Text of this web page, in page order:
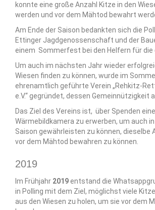
konnte eine große Anzahl Kitze in den
werden und vor dem Mähtod bewahrt
Am Ende der Saison bedankten sich die
Ettinger Jagdgenossenschaft und der
einem Sommerfest bei den Helfern für
Um auch im nächsten Jahr wieder
Wiesen finden zu können, wurde im
ehrenamtlich geführte Verein „Rehkitz-
e.V.“ gegründet, dessen Gemeinnützigkeit
Das Ziel des Vereins ist, über Spenden
Wärmebildkamera zu erwerben, um auch
Saison gewährleisten zu können, dieselbe
vor dem Mähtod bewahren zu können.
2019
Im Frühjahr 2019entstand die
in Polling mit dem Ziel, möglichst viele
aus den Wiesen zu holen, um sie vor dem